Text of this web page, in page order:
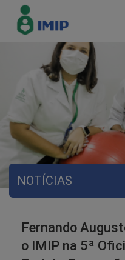
NOTÍCIAS
Fernando
o IMIP na 5ª